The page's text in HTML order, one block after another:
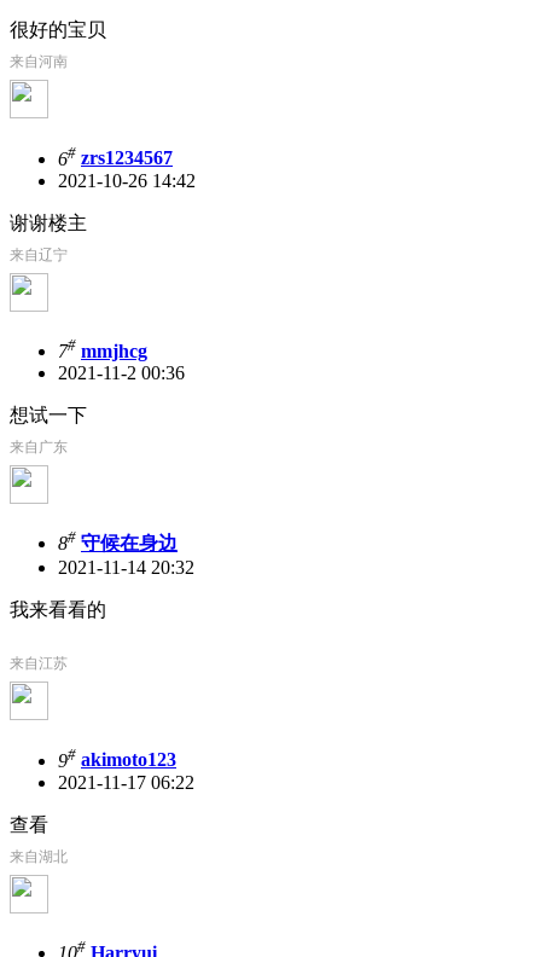
很好的宝贝
来自河南
6# zrs1234567
2021-10-26 14:42
谢谢楼主
来自辽宁
7# mmjhcg
2021-11-2 00:36
想试一下
来自广东
8# 守候在身边
2021-11-14 20:32
我来看看的
来自江苏
9# akimoto123
2021-11-17 06:22
查看
来自湖北
10# Harryui